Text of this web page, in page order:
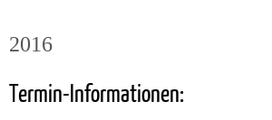
2016
Termin-Informationen: